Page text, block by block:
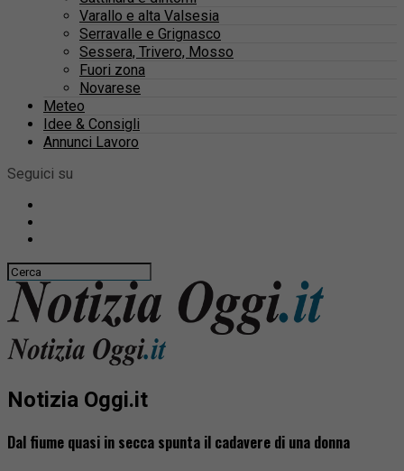
Varallo e alta Valsesia
Serravalle e Grignasco
Sessera, Trivero, Mosso
Fuori zona
Novarese
Meteo
Idee & Consigli
Annunci Lavoro
Seguici su
Notizia Oggi.it
Dal fiume quasi in secca spunta il cadavere di una donna